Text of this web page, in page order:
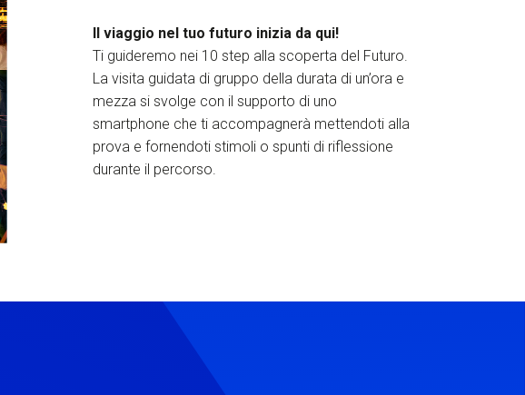
Il viaggio nel tuo futuro inizia da qui!
Ti guideremo nei 10 step alla scoperta del Futuro.
La visita guidata di gruppo della durata di un’ora e
mezza si svolge con il supporto di uno
smartphone che ti accompagnerà mettendoti alla
prova e fornendoti stimoli o spunti di riflessione
durante il percorso.